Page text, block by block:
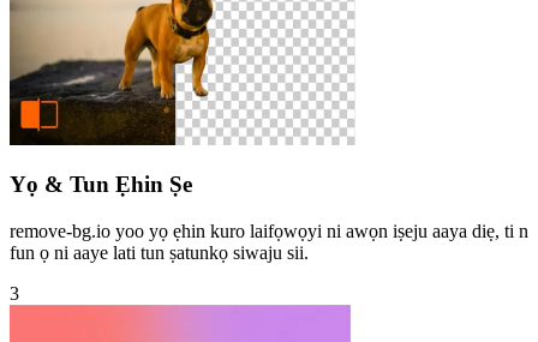
Yọ & Tun Ẹhin Ṣe
remove-bg.io yoo yọ ẹhin kuro laifọwọyi ni awọn iṣeju aaya diẹ, ti n
fun ọ ni aaye lati tun ṣatunkọ siwaju sii.
3